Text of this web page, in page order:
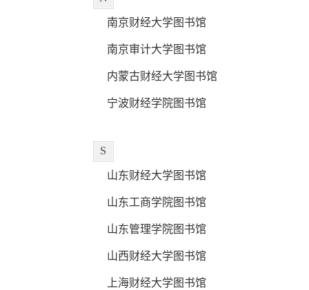
南京财经大学图书馆
南京审计大学图书馆
内蒙古财经大学图书馆
宁波财经学院图书馆
S
山东财经大学图书馆
山东工商学院图书馆
山东管理学院图书馆
山西财经大学图书馆
上海财经大学图书馆